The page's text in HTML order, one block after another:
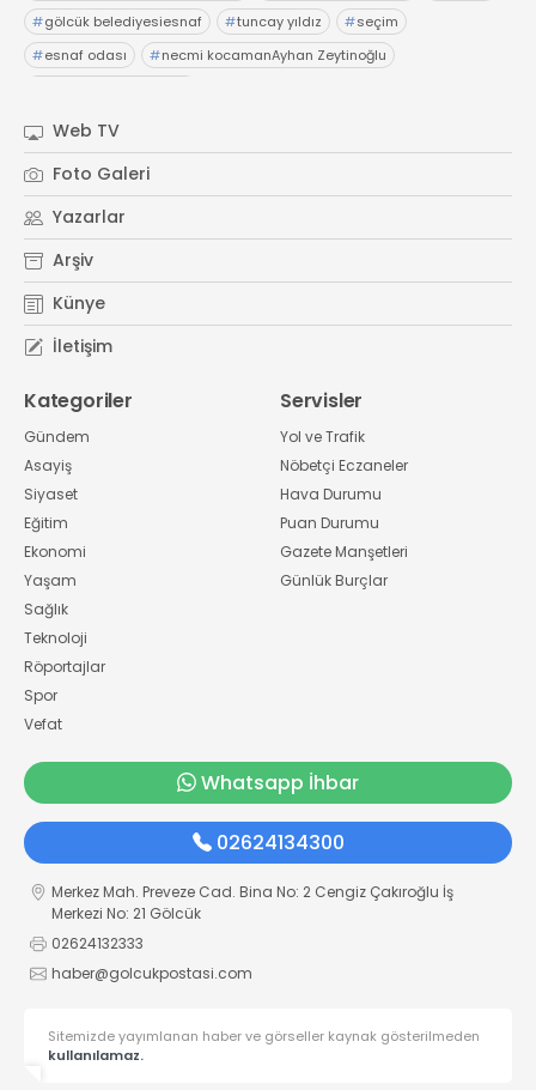
#gölcük belediyesiesnaf #tuncay yıldız #seçim
#esnaf odası #necmi kocamanAyhan Zeytinoğlu
Web TV
Foto Galeri
Yazarlar
Arşiv
Künye
İletişim
Kategoriler
Gündem
Asayiş
Siyaset
Eğitim
Ekonomi
Yaşam
Sağlık
Teknoloji
Röportajlar
Spor
Vefat
Servisler
Yol ve Trafik
Nöbetçi Eczaneler
Hava Durumu
Puan Durumu
Gazete Manşetleri
Günlük Burçlar
Whatsapp İhbar
02624134300
Merkez Mah. Preveze Cad. Bina No: 2 Cengiz Çakıroğlu İş
Merkezi No: 21 Gölcük
02624132333
haber@golcukpostasi.com
Sitemizde yayımlanan haber ve görseller kaynak gösterilmeden
kullanılamaz.